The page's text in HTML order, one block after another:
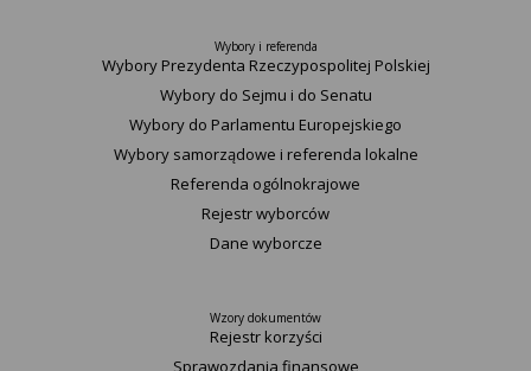
Wybory i referenda
Wybory Prezydenta Rzeczypospolitej Polskiej
Wybory do Sejmu i do Senatu
Wybory do Parlamentu Europejskiego
Wybory samorządowe i referenda lokalne
Referenda ogólnokrajowe
Rejestr wyborców
Dane wyborcze
Wzory dokumentów
Rejestr korzyści
Sprawozdania finansowe